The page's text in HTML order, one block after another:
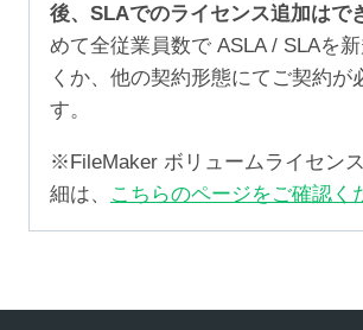
後、SLAでのライセンス追加はで
めて全従業員数で ASLA / SLAを
くか、他の契約形態にてご契約が
す。
※FileMaker ボリュームライセン
細は、
こちらのページをご確認く